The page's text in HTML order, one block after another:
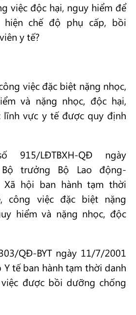
việc độc hại, nguy hiểm để
chế độ phụ cấp, bồi
y tế?
việc đặc biệt nặng nhọc,
và nặng nhọc, độc hại,
lĩnh vực y tế được quy định
915/LĐTBXH-QĐ ngày
trưởng Bộ Lao động-
Xã hội ban hành tạm thời
công việc đặc biệt nặng
hiểm và nặng nhọc, độc
QĐ-BYT ngày 11/7/2001
Y tế ban hành tạm thời danh
được bồi dưỡng chống